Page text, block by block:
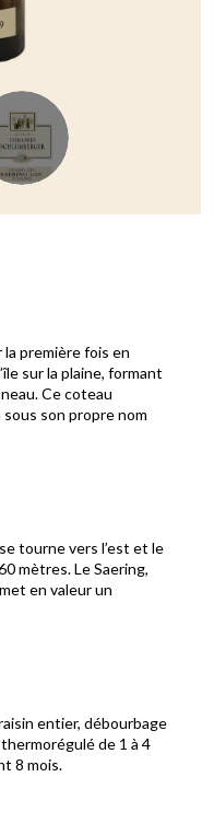
première fois en
sur la plaine, formant
Ce coteau
son propre nom
tourne vers l’est et le
mètres. Le Saering,
en valeur un
entier, débourbage
de 1 à 4
8 mois.